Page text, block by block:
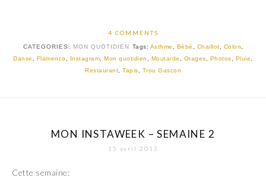
4 COMMENTS
CATEGORIES: MON QUOTIDIEN Tags: Asthme Bébé Chaillot Colon
Danse
Flamenco Instagram ,Mon quotidien Moutarde Orages Photos Pluie
Restaurant
Tapis Trou Gascon
MON INSTAWEEK – SEMAINE 2
15 avril 2013
Cette semaine: